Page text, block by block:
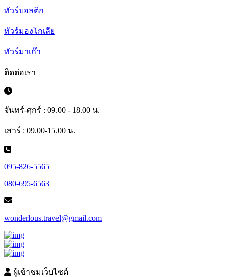
ทัวร์บอลติก
ทัวร์มองโกเลีย
ทัวร์มาเก๊า
ติดต่อเรา
จันทร์-ศุกร์ : 09.00 - 18.00 น.
เสาร์ : 09.00-15.00 น.
095-826-5565
080-695-6563
wonderlous.travel@gmail.com
ผู้เข้าชมเว็บไซต์